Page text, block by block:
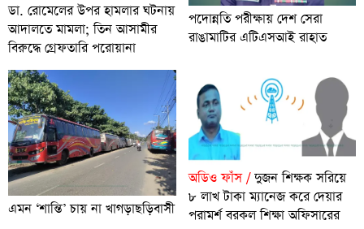
ডা. রোমেলের উপর হামলার ঘটনায়
আদালতে মামলা; তিন আসামীর
বিরুদ্ধে গ্রেফতারি পরোয়ানা
পদোন্নতি পরীক্ষায় দেশ সেরা
রাঙামাটির এটিএসআই রাহাত
এমন ‘শান্তি’ চায় না খাগড়াছড়িবাসী
অডিও ফাঁস /দুজন শিক্ষক সরিয়ে
৮ লাখ টাকা ম্যানেজ করে দেয়ার
পরামর্শ বরকল শিক্ষা অফিসারের